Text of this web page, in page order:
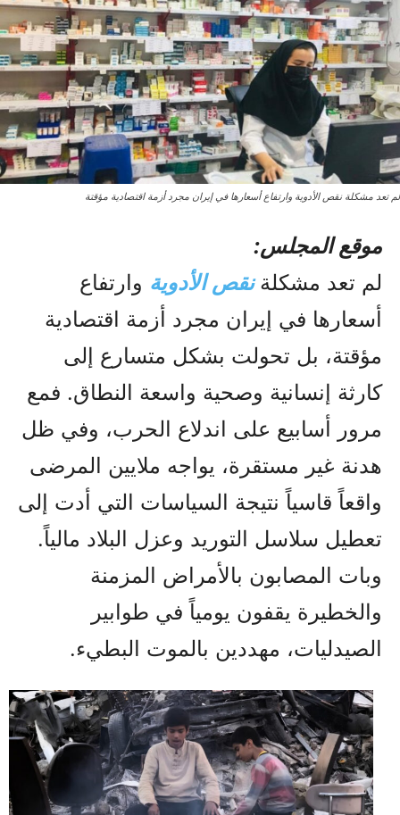
لم تعد مشكلة نقص الأدوية وارتفاع أسعارها في إيران مجرد أزمة اقتصادية مؤقتة
موقع المجلس:
لم تعد مشكلةنقص الأدوية وارتفاع
أسعارها في إيران مجرد أزمة اقتصادية
مؤقتة، بل تحولت بشكل متسارع إلى
كارثة إنسانية وصحية واسعة النطاق. فمع
مرور أسابيع على اندلاع الحرب، وفي ظل
هدنة غير مستقرة، يواجه ملايين المرضى
واقعاً قاسياً نتيجة السياسات التي أدت إلى
تعطيل سلاسل التوريد وعزل البلاد مالياً.
وبات المصابون بالأمراض المزمنة
والخطيرة يقفون يومياً في طوابير
الصيدليات، مهددين بالموت البطيء.